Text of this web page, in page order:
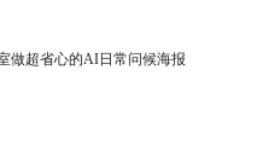
做超省心的AI日常问候海报